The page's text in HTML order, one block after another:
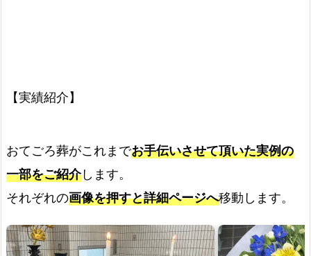
【実績紹介】
おてごろ葬がこれまでお手伝いさせて頂いた実例の
一部をご紹介します。
それぞれの画像を押すと詳細ページへ移動します。